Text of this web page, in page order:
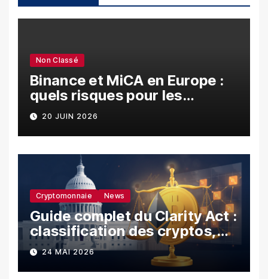
Non Classé
Binance et MiCA en Europe :
quels risques pour les
utilisateurs ?
20 JUIN 2026
Cryptomonnaie News
Guide complet du Clarity Act :
classification des cryptos,
SEC vs CFTC, et impacts sur
les investisseurs
24 MAI 2026